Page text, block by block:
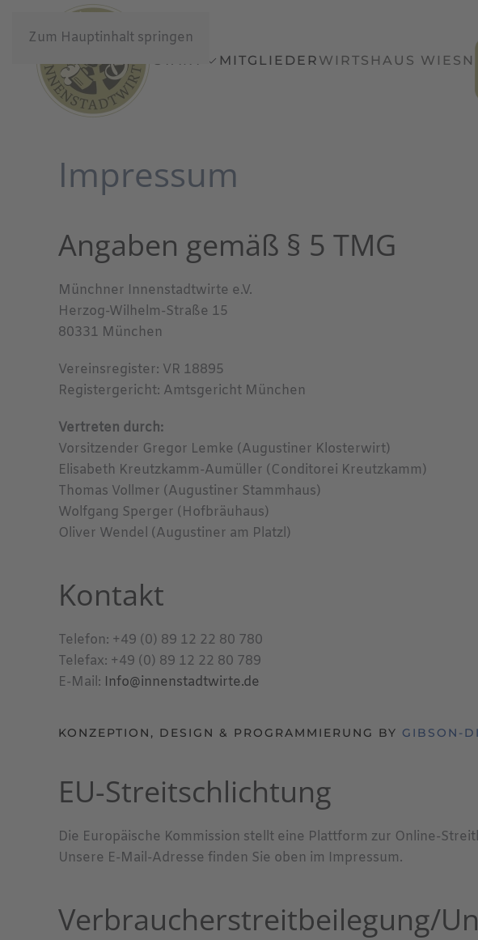
Zum Hauptinhalt springen
START MITGLIEDER WIRTSHAUS WIESN
Impressum
Angaben gemäß § 5 TMG
Münchner Innenstadtwirte e.V.
Herzog-Wilhelm-Straße 15
80331 München
Vereinsregister: VR 18895
Registergericht: Amtsgericht München
Vertreten durch:
Vorsitzender Gregor Lemke (Augustiner Klosterwirt)
Elisabeth Kreutzkamm-Aumüller (Conditorei Kreutzkamm)
Thomas Vollmer (Augustiner Stammhaus)
Wolfgang Sperger (Hofbräuhaus)
Oliver Wendel (Augustiner am Platzl)
Kontakt
Telefon: +49 (0) 89 12 22 80 780
Telefax: +49 (0) 89 12 22 80 789
E-Mail: Info@innenstadtwirte.de
KONZEPTION, DESIGN & PROGRAMMIERUNG BY GIBSON-
EU-Streitschlichtung
Die Europäische Kommission stellt eine Plattform zur Online-
Unsere E-Mail-Adresse finden Sie oben im Impressum.
Verbraucher­streit­beilegung/